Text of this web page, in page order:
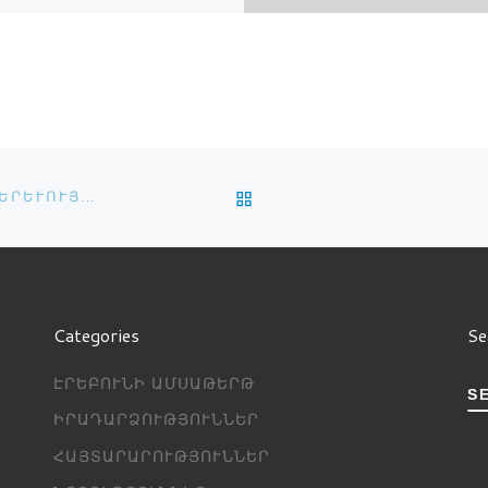
ԿՐՈՆԻ ՀՈԳԵԲԱՆՈՒԹՅՈՒՆ ԵՒ ՀՈԳԵՄԱՐՄՆԱԿԱՆ ԵՐԵՒՈՒՅԹՆԵՐ
Categories
ԷՐԵԲՈՒՆԻ ԱՄՍԱԹԵՐԹ
ԻՐԱԴԱՐՁՈՒԹՅՈՒՆՆԵՐ
ՀԱՅՏԱՐԱՐՈՒԹՅՈՒՆՆԵՐ